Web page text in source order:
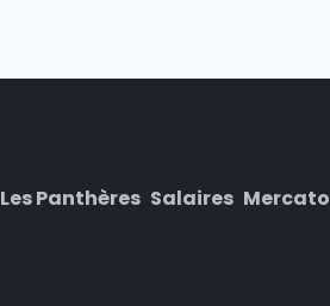
Les Panthères Salaires Mercato